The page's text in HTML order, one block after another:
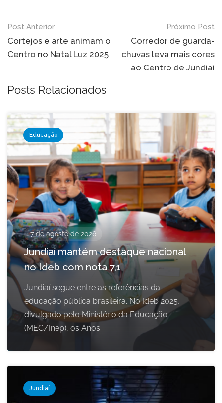
Navegação
de
Post
Post Anterior
Cortejos e arte animam o
Centro no Natal Luz 2025
Próximo Post
Corredor de guarda-
chuvas leva mais cores
ao Centro de Jundiaí
Posts Relacionados
Educação
7 de agosto de 2026
Jundiaí mantém destaque nacional
no Ideb com nota 7,1
Jundiaí segue entre as referências da
educação pública brasileira. No Ideb 2025,
divulgado pelo Ministério da Educação
(MEC/Inep), os Anos
Jundiaí